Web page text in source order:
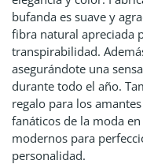
bufanda es suave y
fibra natural apreciada
transpirabilidad.
asegurándote una
durante todo el año.
regalo para los
fanáticos de la moda
modernos para
personalidad.